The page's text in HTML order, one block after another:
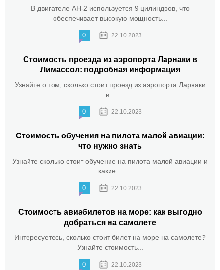
В двигателе АН-2 используется 9 цилиндров, что
обеспечивает высокую мощность...
0 22.10.2023
Стоимость проезда из аэропорта Ларнаки в
Лимассол: подробная информация
Узнайте о том, сколько стоит проезд из аэропорта Ларнаки
в...
0 22.10.2023
Стоимость обучения на пилота малой авиации:
что нужно знать
Узнайте сколько стоит обучение на пилота малой авиации и
какие...
0 22.10.2023
Стоимость авиабилетов на море: как выгодно
добраться на самолете
Интересуетесь, сколько стоит билет на море на самолете?
Узнайте стоимость...
0 22.10.2023